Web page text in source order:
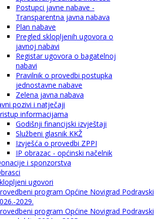
Postupci javne nabave -
Transparentna javna nabava
Plan nabave
Pregled sklopljenih ugovora o
javnoj nabavi
Registar ugovora o bagatelnoj
nabavi
Pravilnik o provedbi postupka
jednostavne nabave
Zelena javna nabava
pozivi i natječaji
informacijama
Godišnji financijski izvještaji
Službeni glasnik KKŽ
Izvješća o provedbi ZPPI
IP obrazac - općinski načelnik
i sponzorstva
ugovori
program Općine Novigrad Podravski
2029.
program Općine Novigrad Podravski